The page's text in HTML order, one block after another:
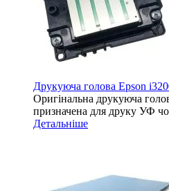
Друкуюча голова Epson
Оригінальна друкуюча
призначена для друку УФ
Детальніше